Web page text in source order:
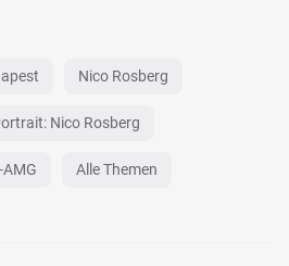
Nico Rosberg
Nico Rosberg
Alle Themen